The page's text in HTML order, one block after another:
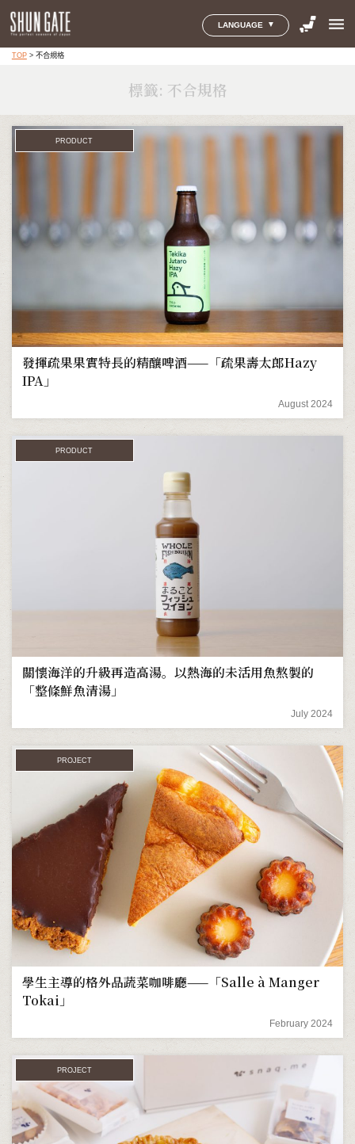
LANGUAGE menu
TOP> 不合規格
標籤: 不合規格
PRODUCT
發揮疏果果實特長的精釀啤酒——「疏果壽太郎Hazy
IPA」
August 2024
PRODUCT
關懷海洋的升級再造高湯。以熱海的未活用魚熬製的
「整條鮮魚清湯」
July 2024
PROJECT
學生主導的格外品蔬菜咖啡廳——「Salle à Manger
Tokai」
February 2024
PROJECT